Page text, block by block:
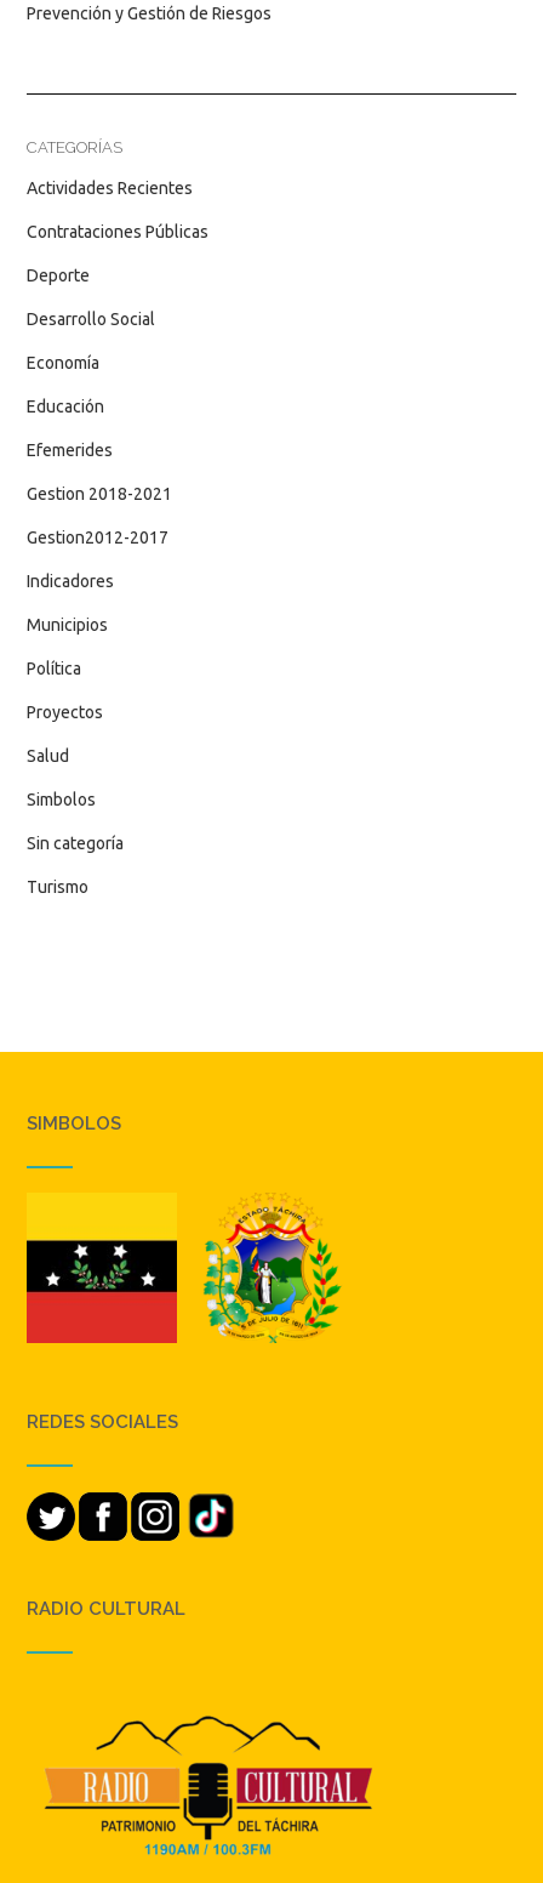
Prevención y Gestión de Riesgos
CATEGORÍAS
Actividades Recientes
Contrataciones Públicas
Deporte
Desarrollo Social
Economía
Educación
Efemerides
Gestion 2018-2021
Gestion2012-2017
Indicadores
Municipios
Política
Proyectos
Salud
Simbolos
Sin categoría
Turismo
SIMBOLOS
REDES SOCIALES
RADIO CULTURAL